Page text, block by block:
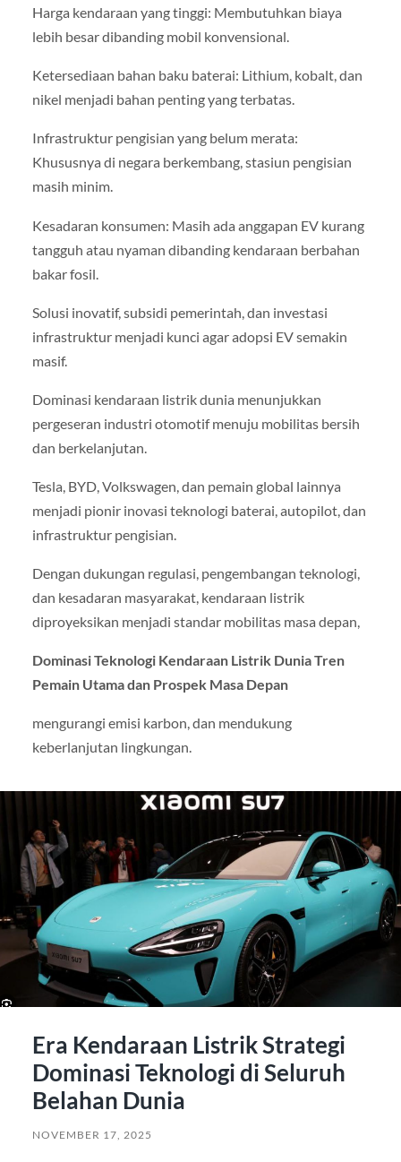
Harga kendaraan yang tinggi: Membutuhkan biaya
lebih besar dibanding mobil konvensional.
Ketersediaan bahan baku baterai: Lithium, kobalt, dan
nikel menjadi bahan penting yang terbatas.
Infrastruktur pengisian yang belum merata:
Khususnya di negara berkembang, stasiun pengisian
masih minim.
Kesadaran konsumen: Masih ada anggapan EV kurang
tangguh atau nyaman dibanding kendaraan berbahan
bakar fosil.
Solusi inovatif, subsidi pemerintah, dan investasi
infrastruktur menjadi kunci agar adopsi EV semakin
masif.
Dominasi kendaraan listrik dunia menunjukkan
pergeseran industri otomotif menuju mobilitas bersih
dan berkelanjutan.
Tesla, BYD, Volkswagen, dan pemain global lainnya
menjadi pionir inovasi teknologi baterai, autopilot, dan
infrastruktur pengisian.
Dengan dukungan regulasi, pengembangan teknologi,
dan kesadaran masyarakat, kendaraan listrik
diproyeksikan menjadi standar mobilitas masa depan,
Dominasi Teknologi Kendaraan Listrik Dunia Tren
Pemain Utama dan Prospek Masa Depan
mengurangi emisi karbon, dan mendukung
keberlanjutan lingkungan.
Era Kendaraan Listrik Strategi
Dominasi Teknologi di Seluruh
Belahan Dunia
NOVEMBER 17, 2025